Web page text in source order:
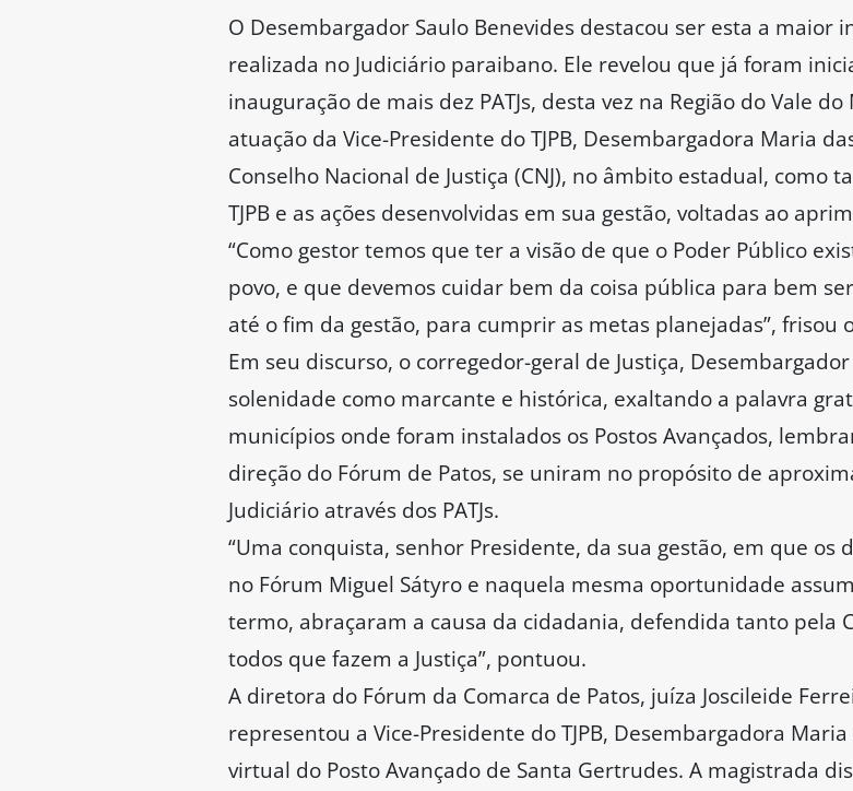
O Desembargador Saulo Benevides destacou ser esta a maior
realizada no Judiciário paraibano. Ele revelou que já foram
inauguração de mais dez PATJs, desta vez na Região do Vale
atuação da Vice-Presidente do TJPB, Desembargadora Maria
Conselho Nacional de Justiça (CNJ), no âmbito estadual, como
TJPB e as ações desenvolvidas em sua gestão, voltadas ao
“Como gestor temos que ter a visão de que o Poder Público
povo, e que devemos cuidar bem da coisa pública para bem
até o fim da gestão, para cumprir as metas planejadas”, frisou
Em seu discurso, o corregedor-geral de Justiça,
solenidade como marcante e histórica, exaltando a palavra
municípios onde foram instalados os Postos Avançados,
direção do Fórum de Patos, se uniram no propósito de
Judiciário através dos PATJs.
“Uma conquista, senhor Presidente, da sua gestão, em que
no Fórum Miguel Sátyro e naquela mesma oportunidade
termo, abraçaram a causa da cidadania, defendida tanto pela
todos que fazem a Justiça”, pontuou.
A diretora do Fórum da Comarca de Patos, juíza Joscileide
representou a Vice-Presidente do TJPB, Desembargadora
virtual do Posto Avançado de Santa Gertrudes. A magistrada